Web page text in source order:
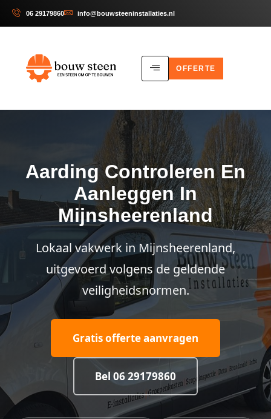
06 29179860 info@bouwsteeninstallaties.nl
OFFERTE
Aarding Controleren En
Aanleggen In
Mijnsheerenland
Lokaal vakwerk in Mijnsheerenland,
uitgevoerd volgens de geldende
veiligheidsnormen.
Gratis offerte aanvragen
Bel 06 29179860